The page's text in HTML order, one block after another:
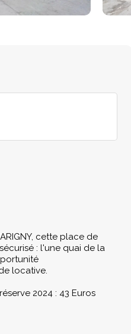
cette place de
: l'une quai de la
locative.
2024 : 43 Euros